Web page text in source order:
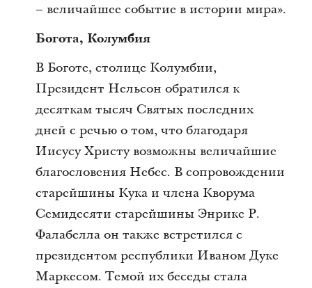
– величайшее событие в истории мира».
Богота, Колумбия
В Боготе, столице Колумбии,
Президент Нельсон обратился к
десяткам тысяч Святых последних
дней с речью о том, что благодаря
Иисусу Христу возможны величайшие
благословения Небес. В сопровождении
старейшины Кука и члена Кворума
Семидесяти старейшины Энрике Р.
Фалабелла он также встретился с
президентом республики Иваном Дуке
Маркесом. Темой их беседы стала